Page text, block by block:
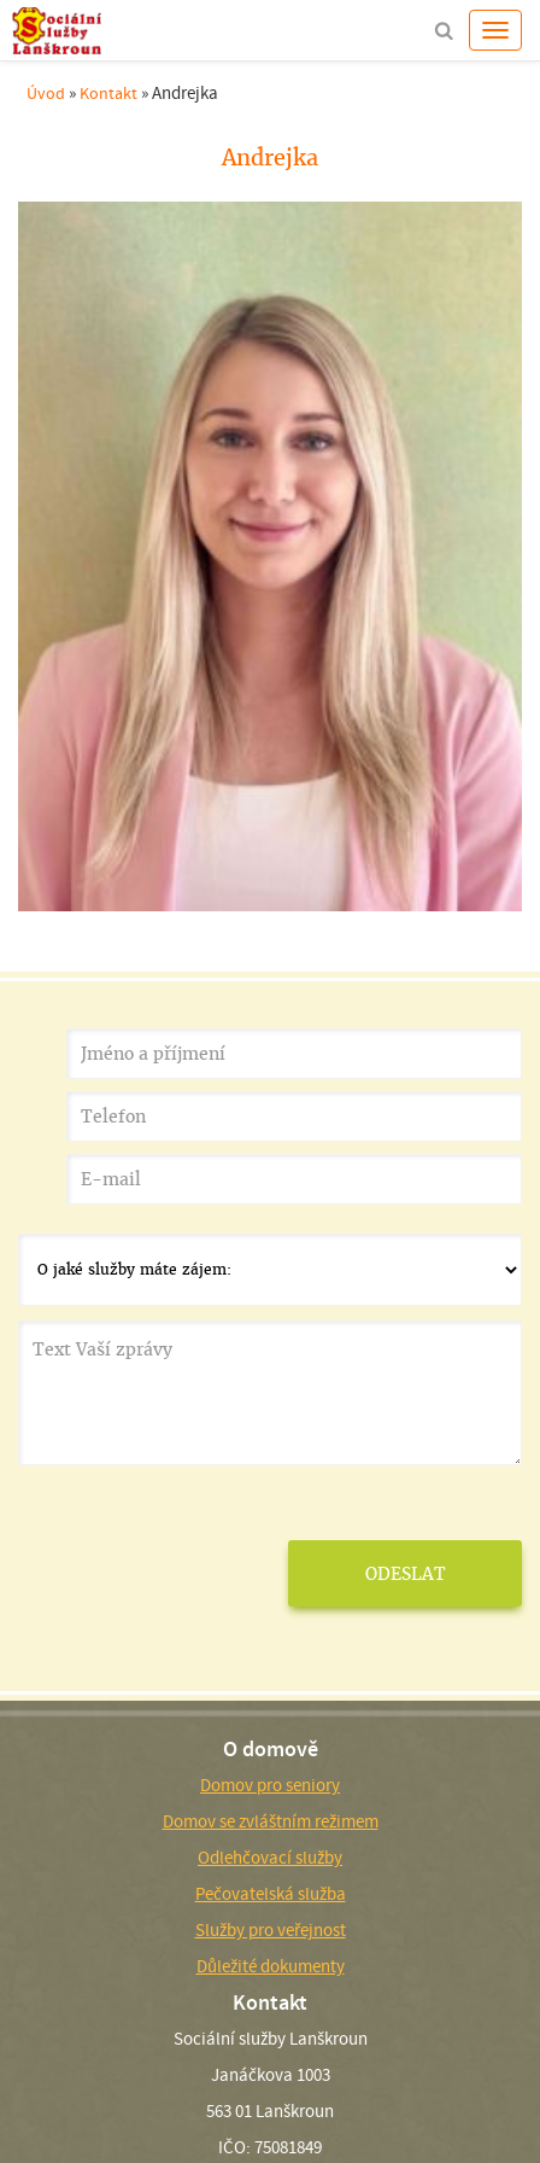
Úvod » Kontakt »Andrejka
Andrejka
O domově
Domov pro seniory
Domov se zvláštním režimem
Odlehčovací služby
Pečovatelská služba
Služby pro veřejnost
Důležité dokumenty
Kontakt
Sociální služby Lanškroun
Janáčkova 1003
563 01 Lanškroun
IČO: 75081849